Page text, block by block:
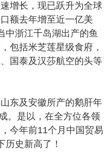
增长，现已跃升为全球
额去年增至近一亿美
中浙江千岛湖出产的鱼
包括米芝莲星级食府，
国泰及汉莎航空的头等
及安徽所产的鹅肝年
。是以，在全方位各领
今年前11个月中国贸易
历史新高了！